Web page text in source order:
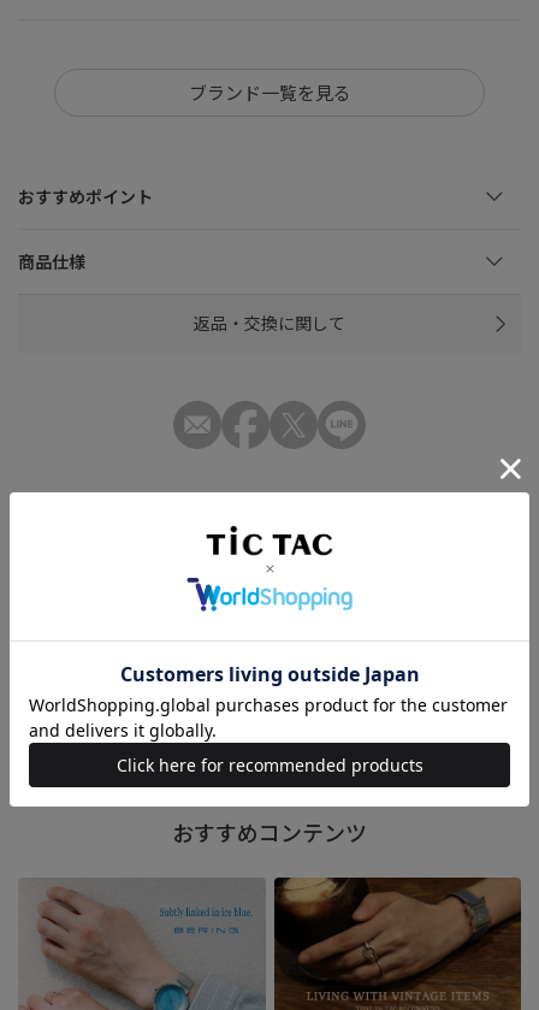
7613077607534
98B467
ブランド一覧を見る
おすすめポイント
商品仕様
返品・交換に関して
ホーム >BULOVA > BULOVA ブローバ Marine Star マリンスター 98B467 自動巻
おすすめコンテンツ